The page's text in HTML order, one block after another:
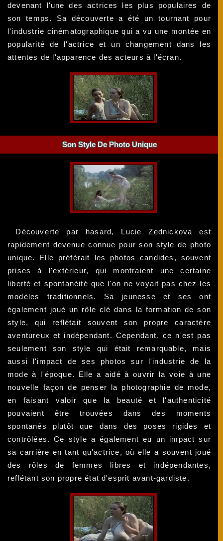
devenant l'une des actrices les plus populaires de
son temps. Sa découverte a été un tournant pour
l'industrie cinématographique qui a vu une montée en
popularité de l'actrice et un changement dans les
attentes de l'apparence des acteurs à l'écran.
Son Style De Photo Unique
Découverte par hasard, Lucie Zednickova est
rapidement devenue connue pour son style de photo
unique. Elle préférait les photos candides, souvent
prises à l'extérieur, qui montraient une certaine
liberté et spontanéité que l'on ne voyait pas chez les
modèles traditionnels. Sa jeunesse et ses ont
également joué un rôle clé dans la formation de son
style, qui reflétait souvent son propre caractère
aventureux et indépendant. Cependant, ce n'est pas
seulement son style qui était remarquable, mais
aussi l'impact de ses photos sur l'industrie de la
mode à l'époque. Elle a aidé à ouvrir la voie à une
nouvelle façon de penser la photographie de mode,
en faisant valoir que la beauté et l'authenticité
pouvaient être trouvées dans des moments
spontanés plutôt que dans des poses rigides et
contrôlées. Ce style a également eu un impact sur
sa carrière en tant qu'actrice, où elle a souvent joué
des rôles de femmes libres et indépendantes,
reflétant son propre état d'esprit avant-gardiste.